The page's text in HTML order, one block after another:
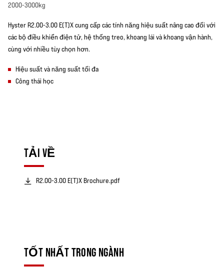
2000-3000kg
Hyster R2.00-3.00 E(T)X cung cấp các tính năng hiệu suất nâng cao đối với
các bộ điều khiển điện tử, hệ thống treo, khoang lái và khoang vận hành,
cùng với nhiều tùy chọn hơn.
Hiệu suất và năng suất tối đa
Công thái học
TẢI VỀ
R2.00-3.00 E(T)X Brochure.pdf
TỐT NHẤT TRONG NGÀNH